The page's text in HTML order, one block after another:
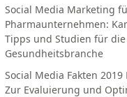
Social Media Marketing
Pharmaunternehmen:
Tipps und Studien für die
Gesundheitsbranche
Social Media Fakten 2019
Zur Evaluierung und